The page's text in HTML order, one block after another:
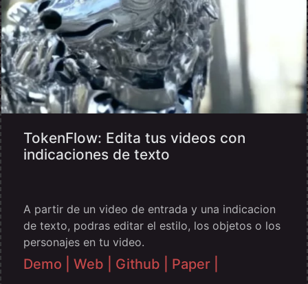
TokenFlow: Edita tus videos con
indicaciones de texto
A partir de un video de entrada y una indicacion
de texto, podras editar el estilo, los objetos o los
personajes en tu video.
Demo | Web | Github | Paper |